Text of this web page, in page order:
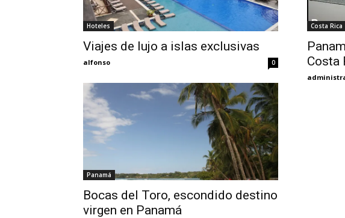
Hoteles
Viajes de lujo a islas exclusivas
alfonso 0
Costa Rica
Costa
Panamá
Bocas del Toro, escondido destino
virgen en Panamá